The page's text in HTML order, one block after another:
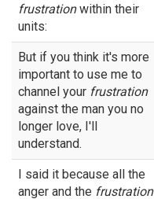
frustrationwithin their
units:
But if you think it's more
important to use me to
channel your frustration
against the man you no
longer love, I'll
understand.
I said it because all the
anger and the frustration